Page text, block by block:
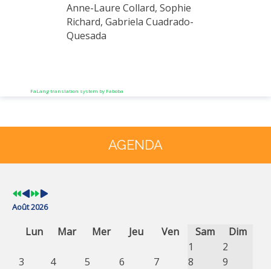
Anne-Laure Collard, Sophie
Richard, Gabriela Cuadrado-
Quesada
FaLang translation system by Faboba
AGENDA
Année
Mois
Année
Mois
Août 2026
Lun Mar Mer Jeu Ven Sam
Dim
1
2
3
4 5 6 7 8
9